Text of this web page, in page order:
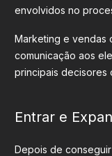
envolvidos no
Marketing e vendas
comunicação aos
principais decisores
Entrar e
Depois de